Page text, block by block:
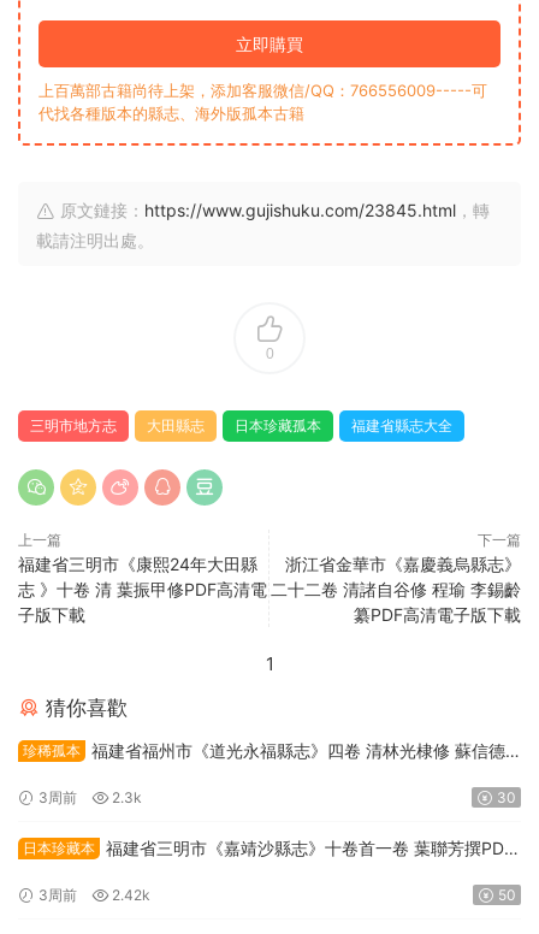
立即購買
上百萬部古籍尚待上架，添加客服微信/QQ：766556009-----可
代找各種版本的縣志、海外版孤本古籍
原文鏈接： https://www.gujishuku.com/23845.html ，轉
載請注明出處。
0
三明市地方志 大田縣志 日本珍藏孤本 福建省縣志大全
上一篇
福建省三明市《康熙24年大田縣
志 》十卷 清 葉振甲修PDF高清電
子版下載
下一篇
浙江省金華市《嘉慶義烏縣志》
二十二卷 清諸自谷修 程瑜 李錫齡
纂PDF高清電子版下載
1
猜你喜歡
珍稀孤本 福建省福州市《道光永福縣志》四卷 清林光棣修 蘇信德
3周前 2.3k 30
日本珍藏本 福建省三明市《嘉靖沙縣志》十卷首一卷 葉聯芳撰PDF
3周前 2.42k 50